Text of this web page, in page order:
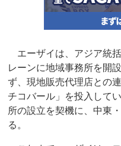
エーザイは、アジア統
レーンに地域事務所を開
ず、現地販売代理店との
チコバール」を投入して
所の設立を契機に、中東
る。